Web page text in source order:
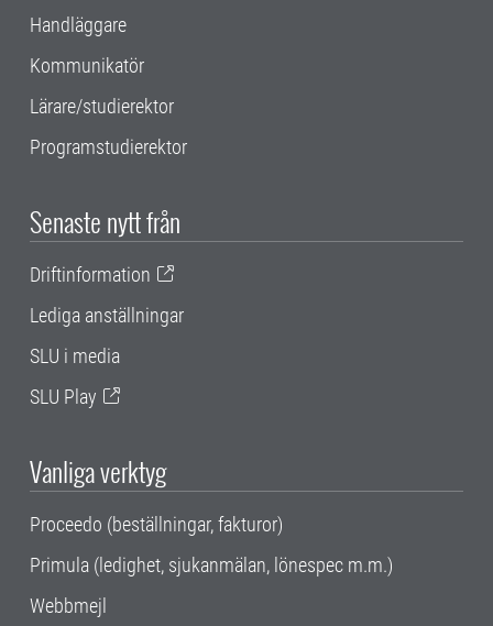
Handläggare
Kommunikatör
Lärare/studierektor
Programstudierektor
Senaste nytt från
Driftinformation
Lediga anställningar
SLU i media
SLU Play
Vanliga verktyg
Proceedo (beställningar, fakturor)
Primula (ledighet, sjukanmälan, lönespec m.m.)
Webbmejl